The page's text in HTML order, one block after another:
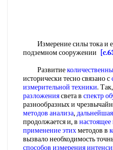
Измерение силы тока и
подземном сооружении
Развитие
исторически тесно связано с
измерительной техники. Так,
разложениясвета в спектр
разнообразных и
методов анализа,
продолжается и, в настоящее
применение этихметодов в
вызвало необходимость
способов измерения